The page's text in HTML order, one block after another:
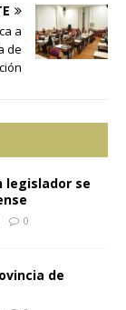
a
de
legislador se
0
de